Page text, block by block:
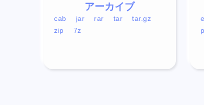
アーカイブ
cab jar rar tar
tar.gz
zip
7z